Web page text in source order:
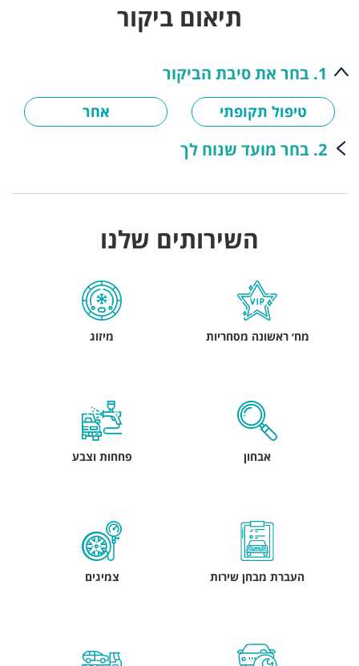
תיאום ביקור
1. בחר את סיבת הביקור
טיפול תקופתי אחר
2. בחר מועד שנוח לך
השירותים שלנו
מח׳ ראשונה מסחריות מיזוג
אבחון פחחות וצבע
העברת מבחן שירות צמיגים